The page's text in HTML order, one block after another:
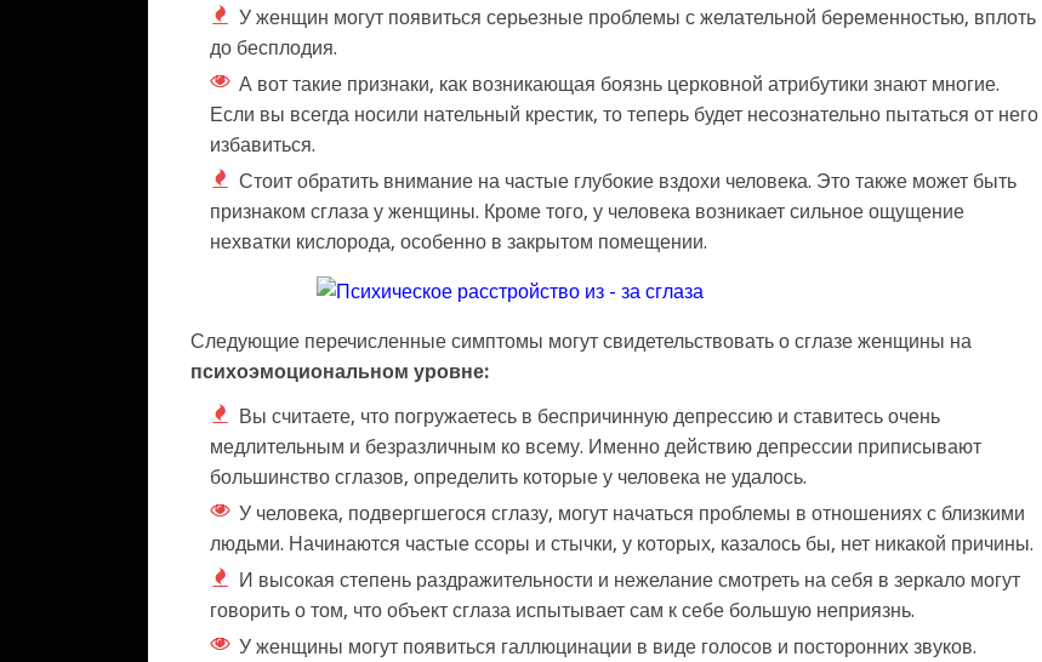
У женщин могут появиться серьезные проблемы с желательной беременностью, вплоть
до бесплодия.
А вот такие признаки, как возникающая боязнь церковной атрибутики знают многие.
Если вы всегда носили нательный крестик, то теперь будет несознательно пытаться от него
избавиться.
Стоит обратить внимание на частые глубокие вздохи человека. Это также может быть
признаком сглаза у женщины. Кроме того, у человека возникает сильное ощущение
нехватки кислорода, особенно в закрытом помещении.
Следующие перечисленные симптомы могут свидетельствовать о сглазе женщины на
психоэмоциональном уровне:
Вы считаете, что погружаетесь в беспричинную депрессию и ставитесь очень
медлительным и безразличным ко всему. Именно действию депрессии приписывают
большинство сглазов, определить которые у человека не удалось.
У человека, подвергшегося сглазу, могут начаться проблемы в отношениях с близкими
людьми. Начинаются частые ссоры и стычки, у которых, казалось бы, нет никакой причины.
И высокая степень раздражительности и нежелание смотреть на себя в зеркало могут
говорить о том, что объект сглаза испытывает сам к себе большую неприязнь.
У женщины могут появиться галлюцинации в виде голосов и посторонних звуков.